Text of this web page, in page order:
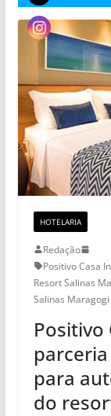
HOTELARIA
Redação
Positivo Casa
Resort Salinas
Salinas
Positivo
para
do